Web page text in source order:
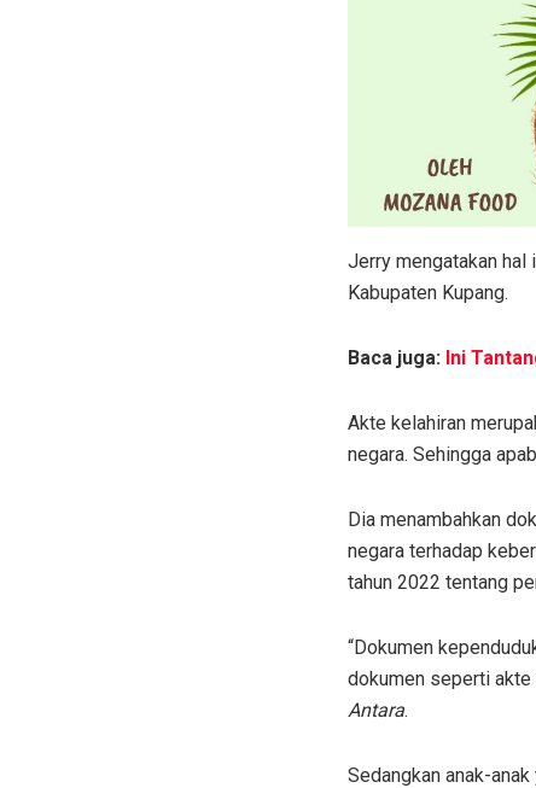
Jerry mengatakan hal
Kabupaten Kupang.
Baca juga: Ini
Akte kelahiran
negara. Sehingga
Dia menambahkan
negara terhadap
tahun 2022 tentang
“Dokumen
dokumen seperti akte
Antara.
Sedangkan anak-